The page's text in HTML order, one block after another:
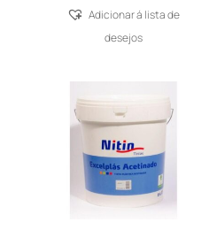
119,81 €
Adicionar á lista de
desejos